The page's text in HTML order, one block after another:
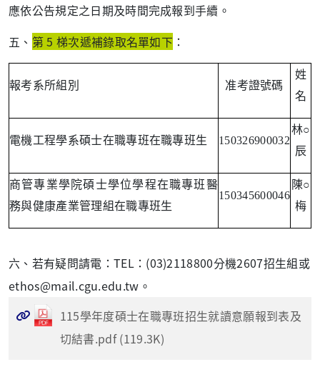
應依公告規定之日期及時間完成報到手續。
五、 第5 梯次遞補錄取名單如下 ：
報考系所組別 准考證號碼
姓
名
電機工程學系碩士在職專班在職專班生 150326900032
林○
辰
商管專業學院碩士學位學程在職專班醫
務與健康產業管理組在職專班生
150345600046
陳○
梅
六、若有疑問請電： TEL： (03)2118800分機2607招生組或
ethos@mail.cgu.edu.tw 。
115學年度碩士在職專班招生就讀意願報到表及
切結書.pdf (119.3K)